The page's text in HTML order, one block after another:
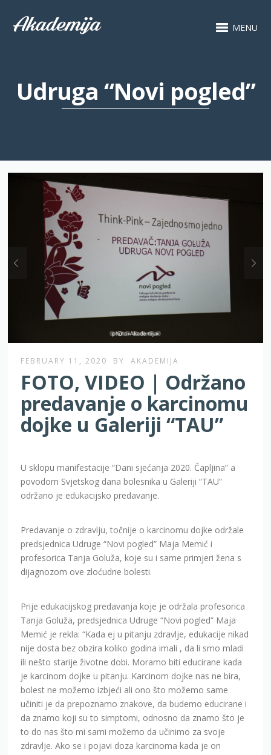
MENU
Udruga “Novi pogled”
FEBRUARY 11, 2020 BY AKADEMIJA
FOTO, VIDEO | Održano
predavanje o karcinomu
dojke u Galeriji “TAU”
U sklopu manifestacije “Dani sjećanja 2020. Čapljina” a
povodom Svjetskog dana bolesnika u Galeriji “TAU”
održano je edukacijsko predavanje.
Predavanje o zdravlju, točnije o karcinomu dojke održale
predsjednica Udruge “Novi pogled” Maja Memić i
profesorica Tanja Goluža, koje su i same primjeri žena s
dijagnozom ove zloćudne bolesti.
Prije edukacijskog predavanja koje je održala profesorica
Tanja Goluža, predsjednica Udruge “Novi pogled” Maja
Memić je rekla: “Kada ej u pitanju zdravlje, edukacije nikad
nije dosta bez obzira koliko godina imali , da li smo mladi
ili nešto starije životne dobi. Moramo biti educirane kada
je karcinom dojke u pitanju. Karcinom dojke nas ne bira,
bolest ne možemo izbjeći ali ono što možemo same
učiniti je da prepoznamo znakove, da budemo educirane i
da znamo koji su to simptomi, odnosno da znamo što je
to do nas što mi sami možemo da učinimo za svoje
zdravlje. Ako se i pojavi doza karcinoma kada je on